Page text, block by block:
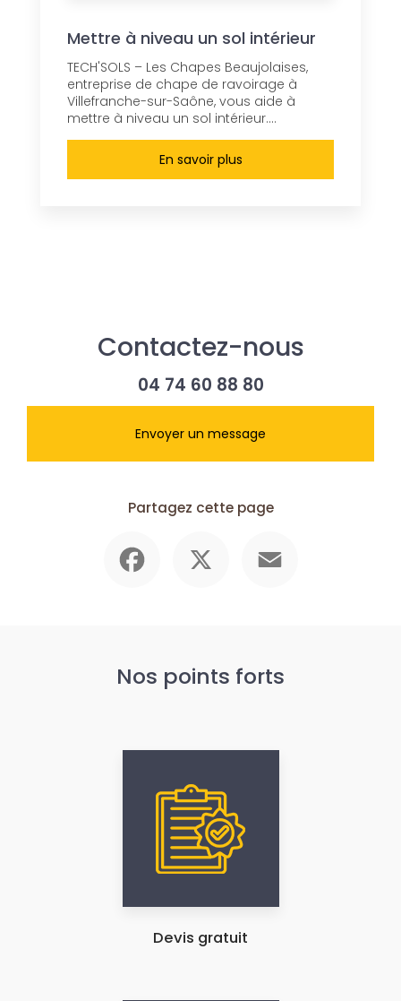
Mettre à niveau un sol intérieur
TECH'SOLS – Les Chapes Beaujolaises,
entreprise de chape de ravoirage à
Villefranche-sur-Saône, vous aide à
mettre à niveau un sol intérieur....
En savoir plus
Contactez-nous
04 74 60 88 80
Envoyer un message
Partagez cette page
Nos points forts
Devis gratuit